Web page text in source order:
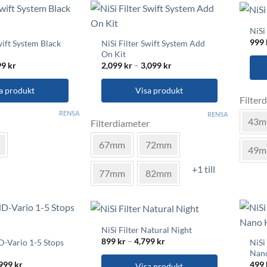
alternativen
kan
på
produktsidan
System Black
krPrisintervall:
till
1,799 kr
produkt
RENSA
NiSi Filter Swift System Add
On Kit
2,099 kr – 3,099 krPrisintervall:
till
3,099 kr
Visa produkt
här
har
flera
varianter.
olika
kan
väljas
Filterdiameter
67mm
72mm
77mm 82mm +1 till
RENSA
999
här
har
flera
kan
på
Vario 1-5 Stops
krPrisintervall:
NiSi Filter Natural Night
899 kr – 4,799 krPrisintervall:
till
499